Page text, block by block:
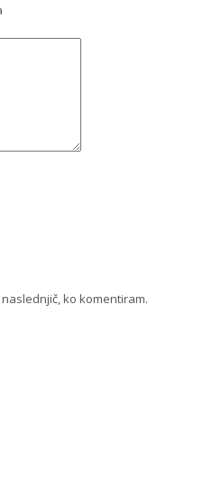
ko komentiram.